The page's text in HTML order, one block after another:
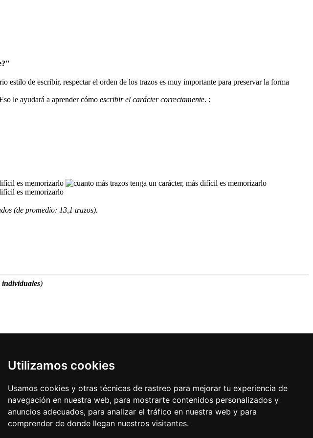
Utilizamos cookies
Usamos cookies y otras técnicas de rastreo para mejorar tu experiencia de
navegación en nuestra web, para mostrarte contenidos personalizados y
anuncios adecuados, para analizar el tráfico en nuestra web y para
comprender de donde llegan nuestros visitantes.
estilo de escribir, respectar el orden de los trazos es muy importante para preservar la forma
le ayudará a aprender cómo escribir el carácter correctamente. :
(de promedio: 13,1 trazos).
individuales)